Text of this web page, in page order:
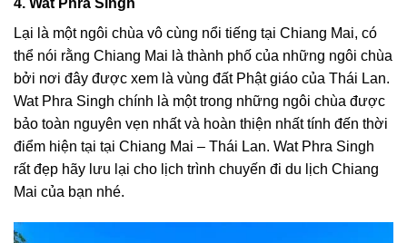
4. Wat Phra Singh
Lại là một ngôi chùa vô cùng nổi tiếng tại Chiang Mai, có
thể nói rằng Chiang Mai là thành phố của những ngôi chùa
bởi nơi đây được xem là vùng đất Phật giáo của Thái Lan.
Wat Phra Singh chính là một trong những ngôi chùa được
bảo toàn nguyên vẹn nhất và hoàn thiện nhất tính đến thời
điểm hiện tại tại Chiang Mai – Thái Lan. Wat Phra Singh
rất đẹp hãy lưu lại cho lịch trình chuyến đi du lịch Chiang
Mai của bạn nhé.